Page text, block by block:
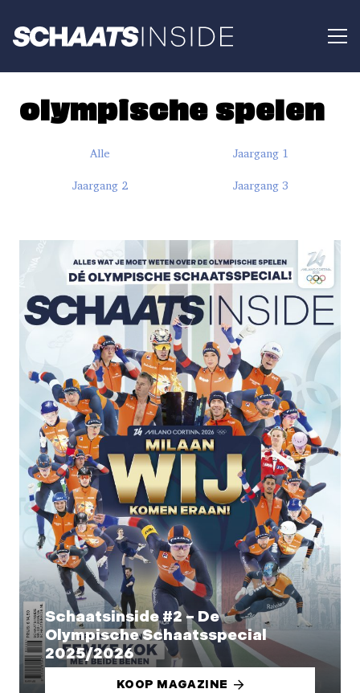
olympische spelen
Alle Jaargang 1
Jaargang 2 Jaargang 3
Schaatsinside #2 – De
Olympische Schaatsspecial
2025/2026
KOOP MAGAZINE